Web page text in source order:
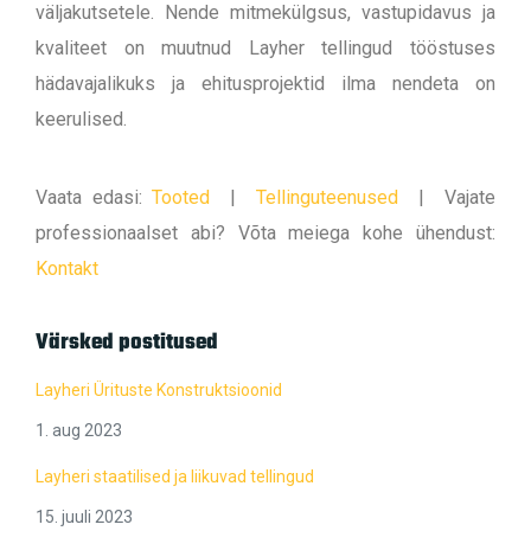
väljakutsetele. Nende mitmekülgsus, vastupidavus ja
kvaliteet on muutnud Layher tellingud tööstuses
hädavajalikuks ja ehitusprojektid ilma nendeta on
keerulised.
Vaata edasi: Tooted | Tellinguteenused | Vajate
professionaalset abi? Võta meiega kohe ühendust:
Kontakt
Värsked postitused
Layheri Ürituste Konstruktsioonid
1. aug 2023
Layheri staatilised ja liikuvad tellingud
15. juuli 2023